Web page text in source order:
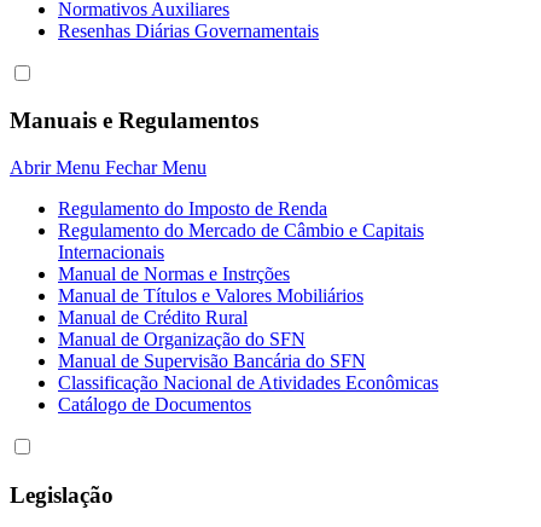
Normativos Auxiliares
Resenhas Diárias Governamentais
Manuais e Regulamentos
Abrir Menu Fechar Menu
Regulamento do Imposto de Renda
Regulamento do Mercado de Câmbio e Capitais
Internacionais
Manual de Normas e Instrções
Manual de Títulos e Valores Mobiliários
Manual de Crédito Rural
Manual de Organização do SFN
Manual de Supervisão Bancária do SFN
Classificação Nacional de Atividades Econômicas
Catálogo de Documentos
Legislação